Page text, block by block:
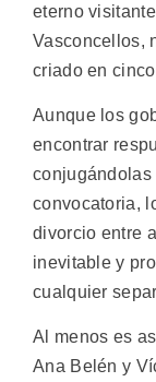
eterno
Vasconcellos,
criado en
Aunque los
encontrar
conjugándolas
convocatoria,
divorcio entre
inevitable y
cualquier
Al menos es
Ana Belén y